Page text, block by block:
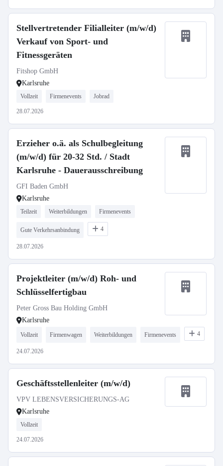
Stellvertretender Filialleiter (m/w/d)
Verkauf von Sport- und
Fitnessgeräten
Fitshop GmbH
Karlsruhe
Vollzeit Firmenevents Jobrad
28.07.2026
Erzieher o.ä. als Schulbegleitung
(m/w/d) für 20-32 Std. / Stadt
Karlsruhe - Dauerausschreibung
GFI Baden GmbH
Karlsruhe
Teilzeit Weiterbildungen Firmenevents
Gute Verkehrsanbindung 4
28.07.2026
Projektleiter (m/w/d) Roh- und
Schlüsselfertigbau
Peter Gross Bau Holding GmbH
Karlsruhe
Vollzeit Firmenwagen Weiterbildungen Firmenevents 4
24.07.2026
Geschäftsstellenleiter (m/w/d)
VPV LEBENSVERSICHERUNGS-AG
Karlsruhe
Vollzeit
24.07.2026